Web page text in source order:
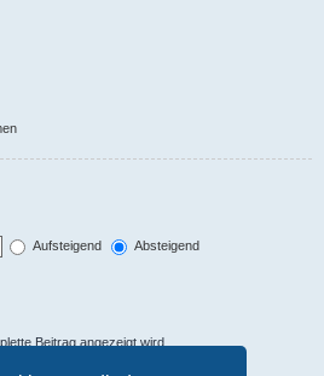
Aufsteigend
Absteigend
Beitrag angezeigt wird.